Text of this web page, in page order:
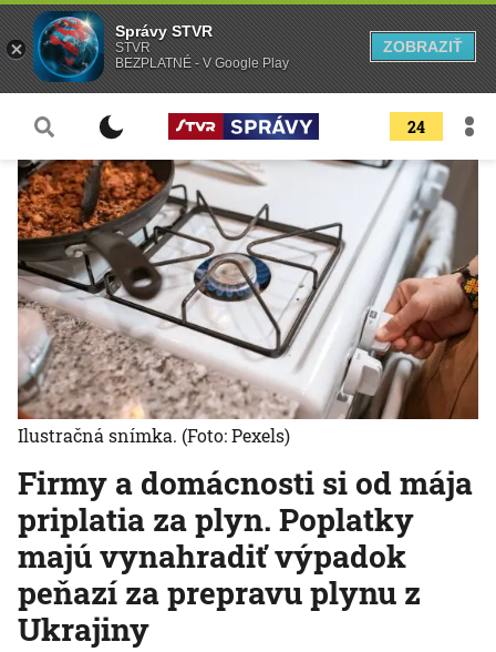
24
Firmy a domácnosti si od mája
priplatia za plyn. Poplatky
majú vynahradiť výpadok
peňazí za prepravu plynu z
Ukrajiny
Ilustračná snímka. (Foto: Pexels)
Správy STVR
STVR
BEZPLATNÉ - V Google Play
ZOBRAZIŤ